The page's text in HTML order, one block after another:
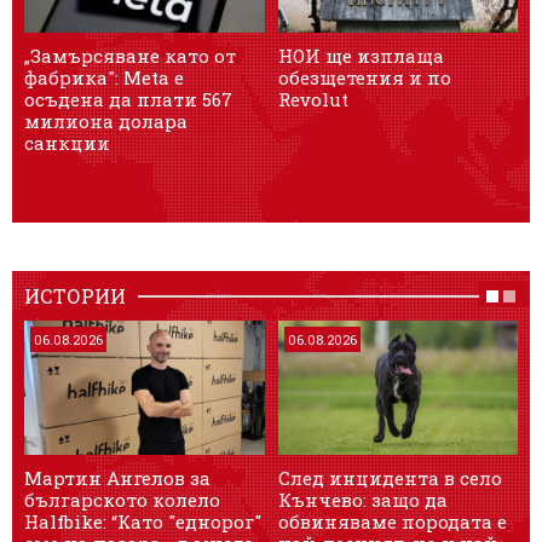
„Замърсяване като от
фабрика": Meta е
осъдена да плати 567
милиона долара
санкции
НОИ ще изплаща
обезщетения и по
Revolut
ИСТОРИИ
06.08.2026
Мартин Ангелов за
българското колело
Halfbike: “Като "еднорог"
06.08.2026
След инцидента в село
Кънчево: защо да
обвиняваме породата е